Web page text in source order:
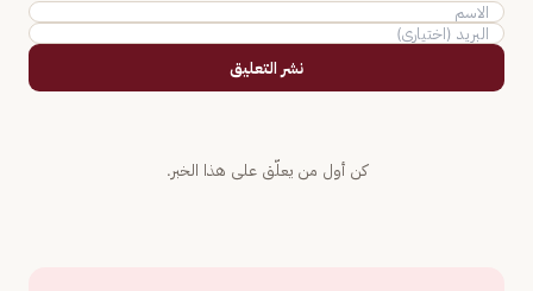
نشر التعليق
كن أول من يعلّق على هذا الخبر.